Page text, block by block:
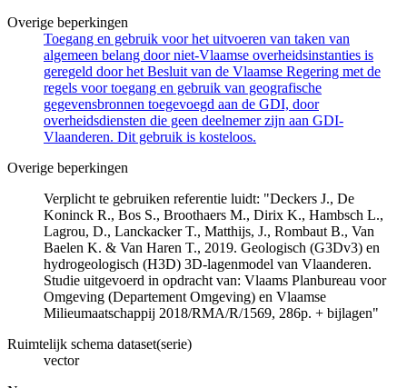
Overige beperkingen
Toegang en gebruik voor het uitvoeren van taken van
algemeen belang door niet-Vlaamse overheidsinstanties is
geregeld door het Besluit van de Vlaamse Regering met de
regels voor toegang en gebruik van geografische
gegevensbronnen toegevoegd aan de GDI, door
overheidsdiensten die geen deelnemer zijn aan GDI-
Vlaanderen. Dit gebruik is kosteloos.
Overige beperkingen
Verplicht te gebruiken referentie luidt: "Deckers J., De
Koninck R., Bos S., Broothaers M., Dirix K., Hambsch L.,
Lagrou, D., Lanckacker T., Matthijs, J., Rombaut B., Van
Baelen K. & Van Haren T., 2019. Geologisch (G3Dv3) en
hydrogeologisch (H3D) 3D-lagenmodel van Vlaanderen.
Studie uitgevoerd in opdracht van: Vlaams Planbureau voor
Omgeving (Departement Omgeving) en Vlaamse
Milieumaatschappij 2018/RMA/R/1569, 286p. + bijlagen"
Ruimtelijk schema dataset(serie)
vector